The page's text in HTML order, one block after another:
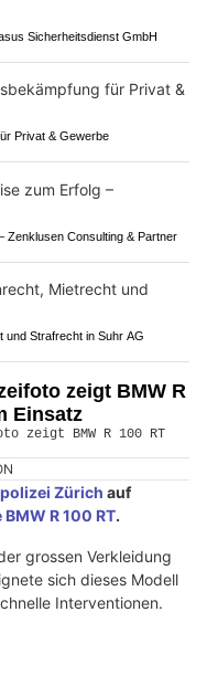
Sicherheitsdienst GmbH
Privat & Gewerbe
Zenklusen Consulting & Partner
und Strafrecht in Suhr AG
zeigt BMW R
Einsatz
Zürich auf
R 100 RT.
grossen Verkleidung
sich dieses Modell
Interventionen.